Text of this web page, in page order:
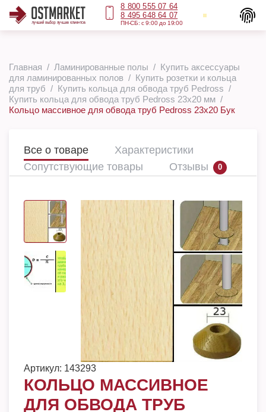
8 800 555 07 64
8 495 648 64 07
ПН-СБ: с 9:00 до 19:00
Главная Ламинированные полы
Купить аксессуары
для ламинированных полов
Купить розетки и кольца
для труб
Купить кольца для обвода труб Pedross
Купить кольца для обвода труб Pedross 23х20 мм
Кольцо массивное для обвода труб Pedross 23х20 Бук
Все о товаре
Характеристики
Сопутствующие товары
Отзывы 0
Артикул: 143293
КОЛЬЦО МАССИВНОЕ
ДЛЯ ОБВОДА ТРУБ